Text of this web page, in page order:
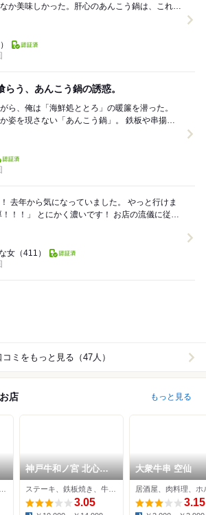
か美味しかった。肝心のあんこう鍋は、これで
う、あんこう鍋の誘惑。
ら、俺は「海鮮処ととろ」の暖簾を潜った。
さない「あんこう鍋」。 鉄板や串揚げ
ま
女 （411）
コミをもっと見る（47人）
店 もっと見る
神戸牛和ノ宮 北心斎
橋店
3.05
大衆牛串 空仙
居酒屋、肉料理、ホ
3.15